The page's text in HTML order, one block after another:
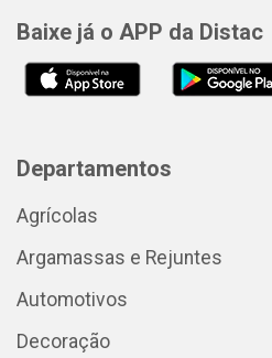
Baixe já o APP da Distac
Departamentos
Agrícolas
Argamassas e Rejuntes
Automotivos
Decoração